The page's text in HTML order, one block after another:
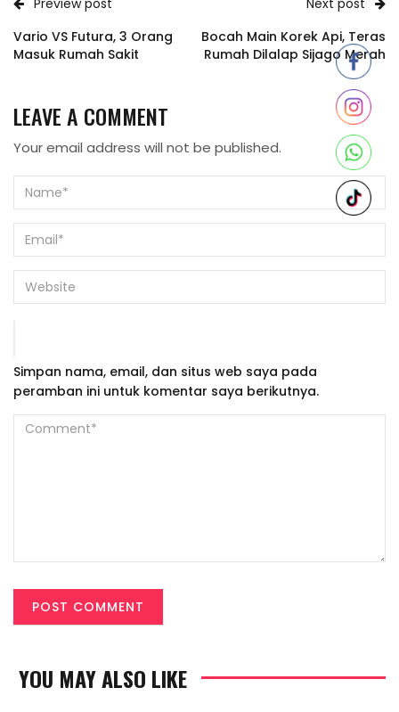
Preview post
Vario VS Futura, 3 Orang
Masuk Rumah Sakit
Next post
Bocah Main Korek Api, Teras
Rumah Dilalap Sijago Merah
LEAVE A COMMENT
Your email address will not be published.
Simpan nama, email, dan situs web saya pada
peramban ini untuk komentar saya berikutnya.
YOU MAY ALSO LIKE